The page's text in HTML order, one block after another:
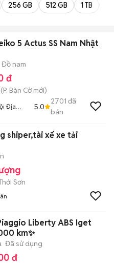
256 GB 512 GB 1 TB
5 Actus SS Nam Nhật
Đồ nam
đ
(P. Bàn Cờmới)
Địa
5.0
2701 đã
bán
shiper,tài xế xe tải
Sơn
Liberty ABS Iget
km✨
Đã sử dụng
đ